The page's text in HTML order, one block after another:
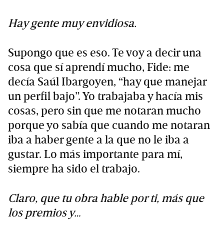
Hay gente muy envidiosa.
Supongo que es eso. Te voy a decir una
cosa que sí aprendí mucho, Fide: me
decía Saúl Ibargoyen, “hay que manejar
un perfil bajo”. Yo trabajaba y hacía mis
cosas, pero sin que me notaran mucho
porque yo sabía que cuando me notaran
iba a haber gente a la que no le iba a
gustar. Lo más importante para mí,
siempre ha sido el trabajo.
Claro, que tu obra hable por ti, más que
los premios y…